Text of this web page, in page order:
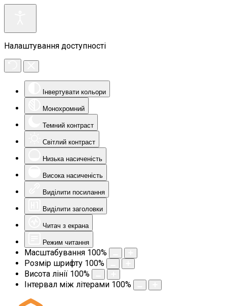
Налаштування доступності
Інвертувати кольори
Монохромний
Темний контраст
Світлий контраст
Низька насиченість
Висока насиченість
Виділити посилання
Виділити заголовки
Читач з екрана
Режим читання
Масштабування 100%
Розмір шрифту 100%
Висота лінії 100%
Інтервал між літерами 100%